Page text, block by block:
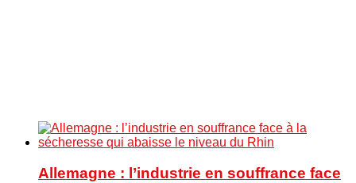
Allemagne : l’industrie en souffrance face